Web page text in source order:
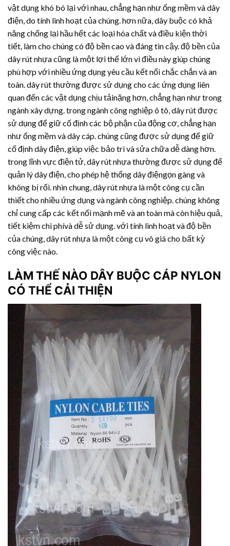
vật dụng khó bó lại với nhau, chẳng hạn như ống mềm và dây
điện, do tính linh hoạt của chúng. hơn nữa, dây buộc có khả
năng chống lại hầu hết các loại hóa chất và điều kiện thời
tiết, làm cho chúng có độ bền cao và đáng tin cậy. độ bền của
dây rút nhựacũng là một lợi thế lớn vì điều này giúp chúng
phù hợp với nhiều ứng dụng yêu cầu kết nối chắc chắn và an
toàn. dây rút thường được sử dụng cho các ứng dụng liên
quan đến các vật dụng chịu tảinặng hơn, chẳng hạn như trong
ngành xây dựng. trong ngành công nghiệp ô tô, dây rút được
sử dụng để giữ cố định các bộ phận của động cơ, chẳng hạn
như ống mềm và dây cáp. chúng cũng được sử dụng để giữ
cố định dây điện, giúp việc bảo trì và sửa chữa dễ dàng hơn.
trong lĩnh vực điện tử, dây rút nhựathường được sử dụng để
quản lý dây điện, cho phép hệ thống dây điệngọn gàng và
không bị rối. nhìn chung, dây rút nhựa là một công cụ cần
thiết cho nhiều ứng dụng và ngành công nghiệp. chúng không
chỉ cung cấp các kết nối mạnh mẽ và an toàn mà còn hiệu quả,
tiết kiệm chi phívà dễ sử dụng. với tính linh hoạt và độ bền
của chúng, dây rút nhựa là một công cụ vô giá cho bất kỳ
công việc nào.
LÀM THẾ NÀO DÂY BUỘC CÁP NYLON
CÓ THỂ CẢI THIỆN